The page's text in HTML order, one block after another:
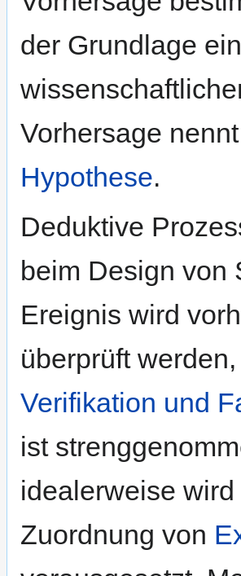
der Grundlage
Vorhersage
Hypothese.
Deduktive
beim Design von
Ereignis wird
überprüft
Verifikation und
ist
idealerweise
Zuordnung von